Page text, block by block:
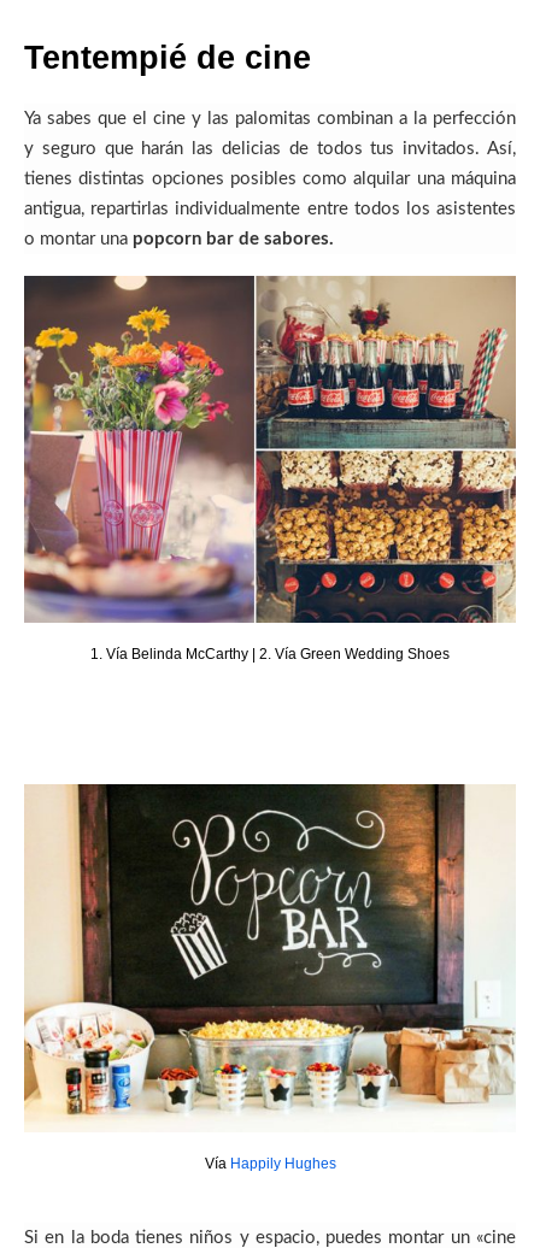
Tentempié de cine
Ya sabes que el cine y las palomitas combinan a la perfección
y seguro que harán las delicias de todos tus invitados. Así,
tienes distintas opciones posibles como alquilar una máquina
antigua, repartirlas individualmente entre todos los asistentes
o montar una popcorn bar de sabores.
1. Vía Belinda McCarthy | 2. Vía Green Wedding Shoes
Vía Happily Hughes
Si en la boda tienes niños y espacio, puedes montar un «cine